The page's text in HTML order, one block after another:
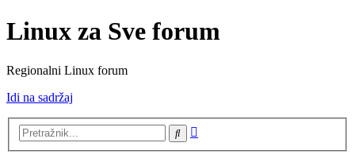
Linux za Sve forum
Regionalni Linux forum
Idi na sadržaj
Pretražnik